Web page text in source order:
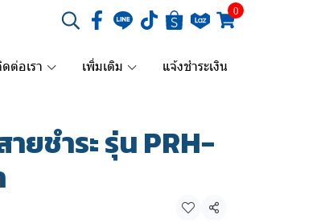
0
ต่อเรา เพิ่มเติม แจ้งชำระเงิน
ยชำระ รุ่น PRH-
แชร์